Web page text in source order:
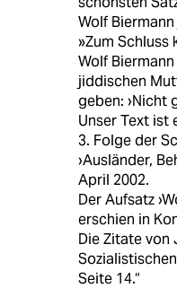
Wolf
»Zum Schluss
Wolf
jiddischen
geben: ›Nicht
Unser Text ist
3. Folge der
›Ausländer,
April 2002.
Der Aufsatz
erschien in
Die Zitate von
Seite 14.“